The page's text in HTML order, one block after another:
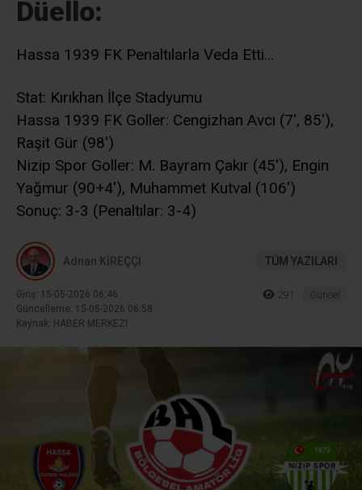
Düello:
Hassa 1939 FK Penaltılarla Veda Etti…
Stat: Kırıkhan İlçe Stadyumu
Hassa 1939 FK Goller: Cengizhan Avcı (7′, 85′),
Raşit Gür (98′)
Nizip Spor Goller: M. Bayram Çakır (45′), Engin
Yağmur (90+4′), Muhammet Kutval (106′)
Sonuç: 3-3 (Penaltılar: 3-4)
Adnan KİREÇÇİ TÜM YAZILARI
Giriş: 15-05-2026 06:46
Güncelleme: 15-05-2026 06:58
Kaynak: HABER MERKEZI
291 Güncel